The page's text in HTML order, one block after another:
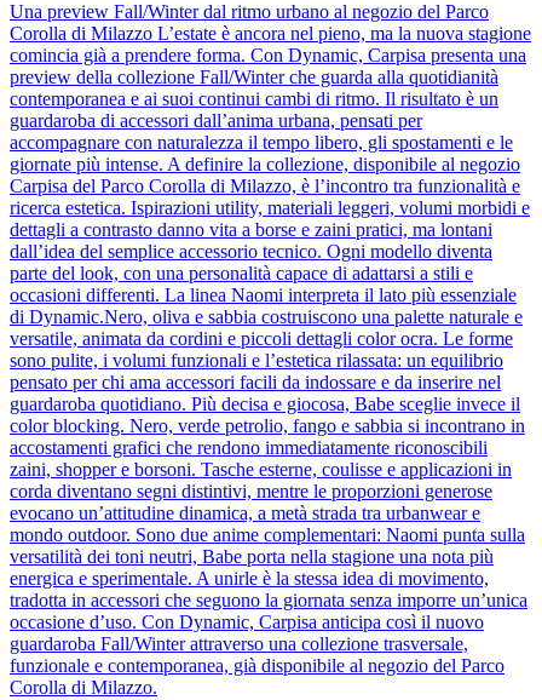
Una preview Fall/Winter dal ritmo urbano al negozio del Parco
Corolla di Milazzo L’estate è ancora nel pieno, ma la nuova stagione
comincia già a prendere forma. Con Dynamic, Carpisa presenta una
preview della collezione Fall/Winter che guarda alla quotidianità
contemporanea e ai suoi continui cambi di ritmo. Il risultato è un
guardaroba di accessori dall’anima urbana, pensati per
accompagnare con naturalezza il tempo libero, gli spostamenti e le
giornate più intense. A definire la collezione, disponibile al negozio
Carpisa del Parco Corolla di Milazzo, è l’incontro tra funzionalità e
ricerca estetica. Ispirazioni utility, materiali leggeri, volumi morbidi e
dettagli a contrasto danno vita a borse e zaini pratici, ma lontani
dall’idea del semplice accessorio tecnico. Ogni modello diventa
parte del look, con una personalità capace di adattarsi a stili e
occasioni differenti. La linea Naomi interpreta il lato più essenziale
di Dynamic.Nero, oliva e sabbia costruiscono una palette naturale e
versatile, animata da cordini e piccoli dettagli color ocra. Le forme
sono pulite, i volumi funzionali e l’estetica rilassata: un equilibrio
pensato per chi ama accessori facili da indossare e da inserire nel
guardaroba quotidiano. Più decisa e giocosa, Babe sceglie invece il
color blocking. Nero, verde petrolio, fango e sabbia si incontrano in
accostamenti grafici che rendono immediatamente riconoscibili
zaini, shopper e borsoni. Tasche esterne, coulisse e applicazioni in
corda diventano segni distintivi, mentre le proporzioni generose
evocano un’attitudine dinamica, a metà strada tra urbanwear e
mondo outdoor. Sono due anime complementari: Naomi punta sulla
versatilità dei toni neutri, Babe porta nella stagione una nota più
energica e sperimentale. A unirle è la stessa idea di movimento,
tradotta in accessori che seguono la giornata senza imporre un’unica
occasione d’uso. Con Dynamic, Carpisa anticipa così il nuovo
guardaroba Fall/Winter attraverso una collezione trasversale,
funzionale e contemporanea, già disponibile al negozio del Parco
Corolla di Milazzo.